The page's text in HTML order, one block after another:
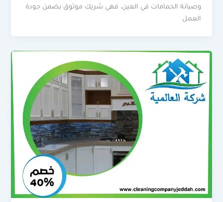
وصيانة الحمامات في العين، فهي شريك موثوق يضمن جودة
العمل